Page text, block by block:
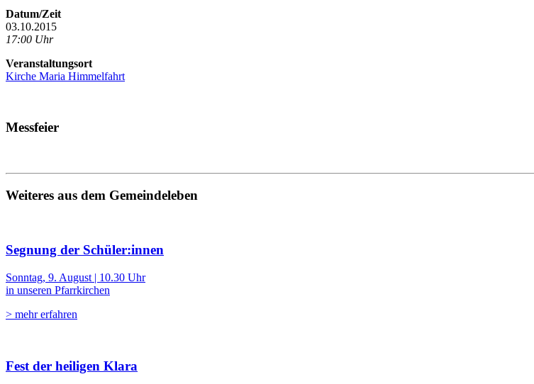
Datum/Zeit
03.10.2015
17:00 Uhr
Veranstaltungsort
Kirche Maria Himmelfahrt
Messfeier
Weiteres aus dem Gemeindeleben
Segnung der Schüler:innen
Sonntag, 9. August | 10.30 Uhr
in unseren Pfarrkirchen
> mehr erfahren
Fest der heiligen Klara